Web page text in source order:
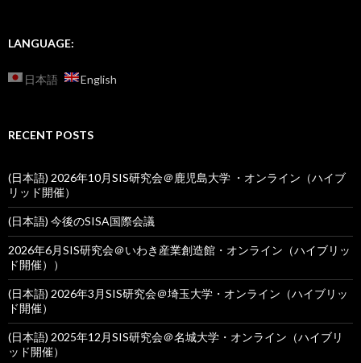
LANGUAGE:
日本語 English
RECENT POSTS
(日本語) 2026年10月SIS研究会＠鹿児島大学 ・オンライン（ハイブ
リッド開催）
(日本語) 今後のSISA国際会議
2026年6月SIS研究会＠いわき産業創造館・オンライン（ハイブリッ
ド開催））
(日本語) 2026年3月SIS研究会＠埼玉大学・オンライン（ハイブリッ
ド開催）
(日本語) 2025年12月SIS研究会＠名城大学・オンライン（ハイブリ
ッド開催）